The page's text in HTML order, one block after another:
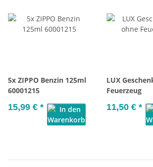
5x ZIPPO Benzin 125ml
60001215
15,99 € *
LUX
Feuerzeug
11,50 € *